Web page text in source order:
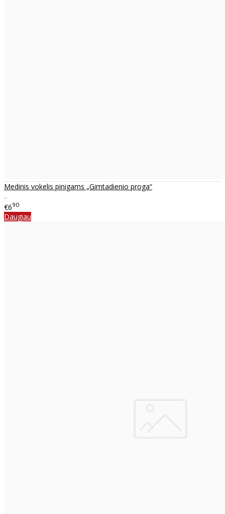
Medinis vokelis pinigams „Gimtadienio proga“
..
€690
Daugiau